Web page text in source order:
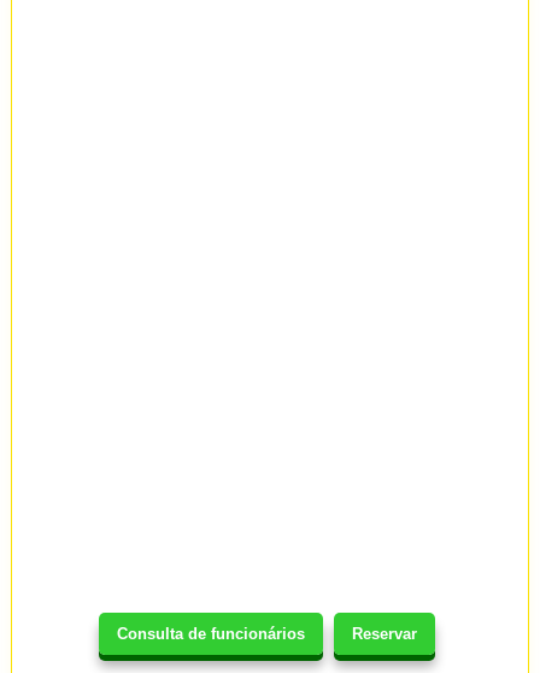
Consulta de funcionários Reservar